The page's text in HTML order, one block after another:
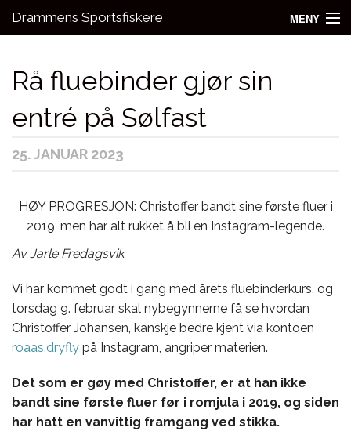
Drammens Sportsfiskere MENY
Aktivitetsgrupper
Utleie
Bli medlem!
Kontakt oss
Rå fluebinder gjør sin
entré på Sølfast
25. JANUAR 2023
HØY PROGRESJON: Christoffer bandt sine første fluer i
2019, men har alt rukket å bli en Instagram-legende.
Av Jarle Fredagsvik
Vi har kommet godt i gang med årets fluebinderkurs, og
torsdag 9. februar skal nybegynnerne få se hvordan
Christoffer Johansen, kanskje bedre kjent via kontoen
roaas.dryfly på Instagram, angriper materien.
Det som er gøy med Christoffer, er at han ikke
bandt sine første fluer før i romjula i 2019, og siden
har hatt en vanvittig framgang ved stikka.